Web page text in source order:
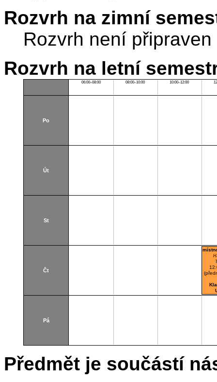
Rozvrh na zimní
Rozvrh není připraven
Rozvrh na letní
06:00–08:00 08:00–10:00 10:00–12:00
Po
Út
St
Čt
Pá
Předmět je součástí